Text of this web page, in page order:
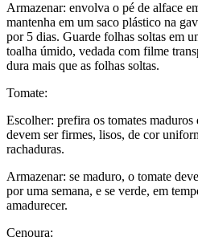
Armazenar: envolva o pé de alface
mantenha em um saco plástico na
por 5 dias. Guarde folhas soltas em
toalha úmido, vedada com filme
dura mais que as folhas soltas.
Tomate:
Escolher: prefira os tomates
devem ser firmes, lisos, de cor
rachaduras.
Armazenar: se maduro, o tomate
por uma semana, e se verde, em
amadurecer.
Cenoura: